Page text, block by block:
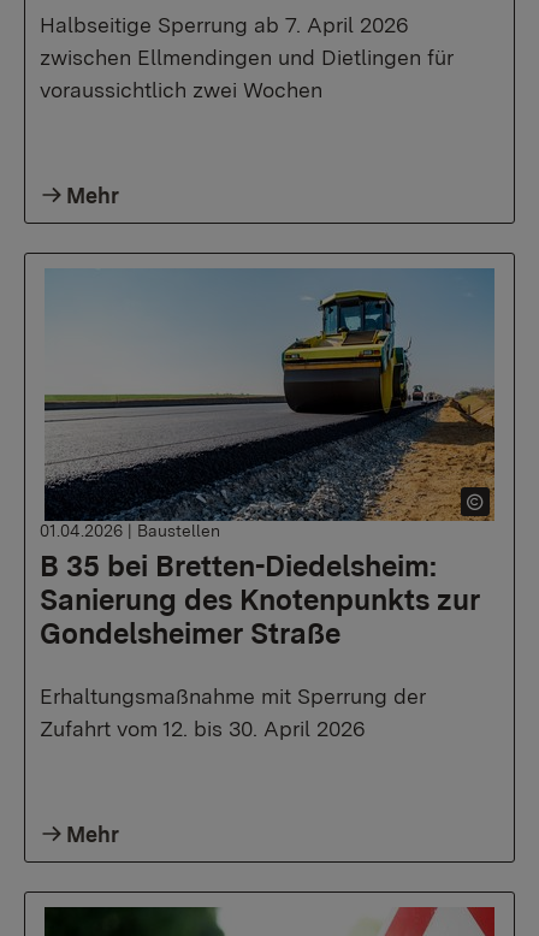
Halbseitige Sperrung ab 7. April 2026
zwischen Ellmendingen und Dietlingen für
voraussichtlich zwei Wochen
Mehr
B 35 bei Bretten-Diedelsheim:
Sanierung des Knotenpunkts zur
Gondelsheimer Straße
01.04.2026 | Baustellen
Erhaltungsmaßnahme mit Sperrung der
Zufahrt vom 12. bis 30. April 2026
Mehr